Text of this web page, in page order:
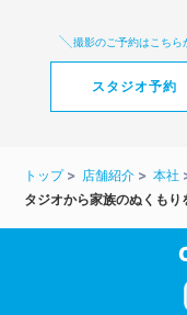
撮影のご予約はこちら
スタジオ予約
トップ 店舗紹介 本社
タジオから家族のぬくも